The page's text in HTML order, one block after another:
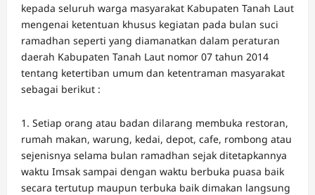
kepada seluruh warga masyarakat Kabupaten Tanah Laut
mengenai ketentuan khusus kegiatan pada bulan suci
ramadhan seperti yang diamanatkan dalam peraturan
daerah Kabupaten Tanah Laut nomor 07 tahun 2014
tentang ketertiban umum dan ketentraman masyarakat
sebagai berikut :
Setiap orang atau badan dilarang membuka restoran,
rumah makan, warung, kedai, depot, cafe, rombong atau
sejenisnya selama bulan ramadhan sejak ditetapkannya
waktu Imsak sampai dengan waktu berbuka puasa baik
secara tertutup maupun terbuka baik dimakan langsung